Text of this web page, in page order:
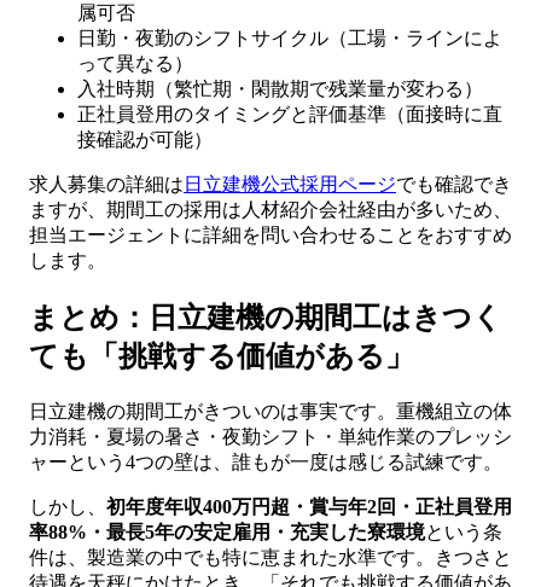
属可否
日勤・夜勤のシフトサイクル（工場・ラインによ
って異なる）
入社時期（繁忙期・閑散期で残業量が変わる）
正社員登用のタイミングと評価基準（面接時に直
接確認が可能）
求人募集の詳細は 日立建機公式採用ページでも確認でき
ますが、期間工の採用は人材紹介会社経由が多いため、
担当エージェントに詳細を問い合わせることをおすすめ
します。
まとめ：日立建機の期間工はきつく
ても「挑戦する価値がある」
日立建機の期間工がきついのは事実です。重機組立の体
力消耗・夏場の暑さ・夜勤シフト・単純作業のプレッシ
ャーという4つの壁は、誰もが一度は感じる試練です。
しかし、 初年度年収400万円超・賞与年2回・正社員登用
率88%・最長5年の安定雇用・充実した寮環境という条
件は、製造業の中でも特に恵まれた水準です。きつさと
待遇を天秤にかけたとき、「それでも挑戦する価値があ